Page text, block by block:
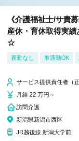
《介護福祉士/サ責
産休・育休取得実
☆
夜勤なし 車通勤OK
サービス提供責任者（正
月給 22 万円～
訪問介護
新潟県新潟市西区
JR越後線 新潟大学前